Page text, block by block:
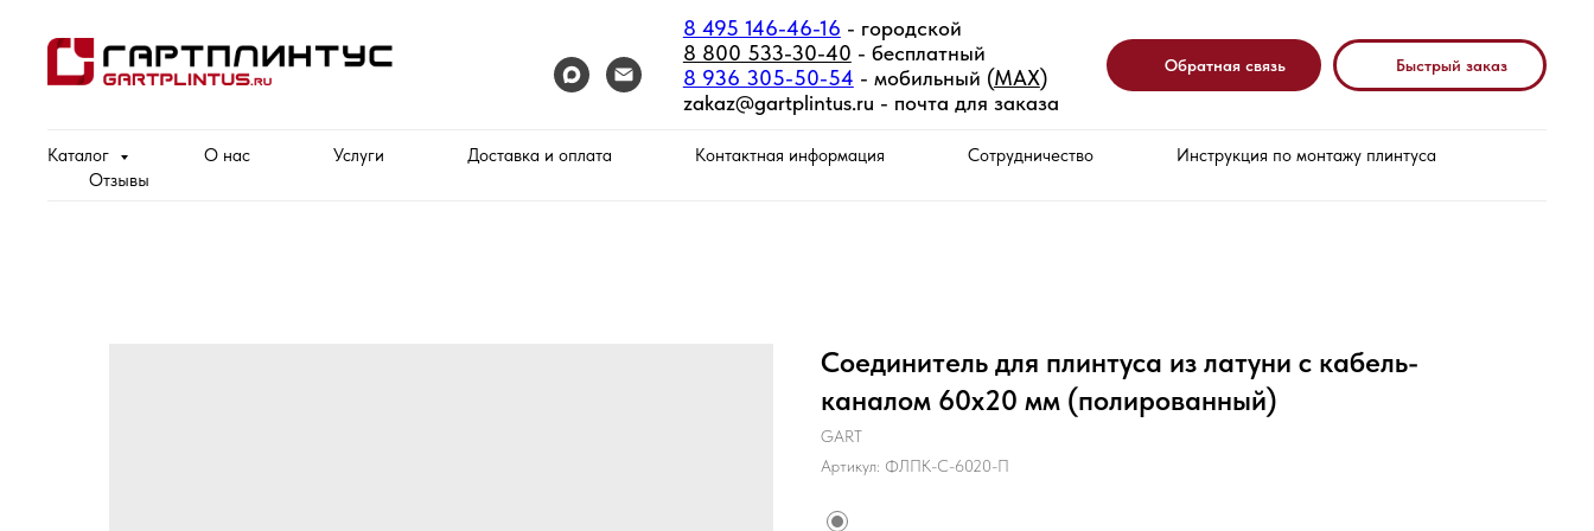
8 495 146-46-16 - городской
8 800 533-30-40 - бесплатный
8 936 305-50-54 - мобильный (MAX)
zakaz@gartplintus.ru - почта для заказа
Обратная связь Быстрый заказ
Каталог О нас Услуги Доставка и оплата Контактная информация Сотрудничество
Инструкция по монтажу плинтуса
Отзывы
Соединитель для плинтуса из латуни с кабель-
каналом 60х20 мм (полированный)
GART
Артикул: ФЛПК-С-6020-П